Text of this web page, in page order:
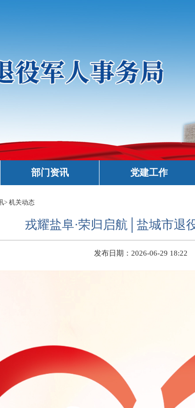
部门资讯 党建工作
> 机关动态
戎耀盐阜·荣归启航│盐城市退
发布日期：2026-06-29 18:22